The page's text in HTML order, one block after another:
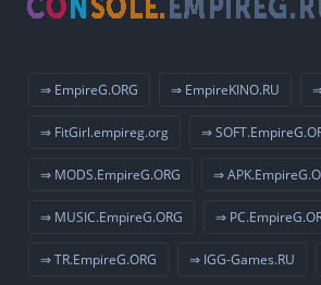
⇒ EmpireG.ORG ⇒ EmpireKINO.RU
⇒ FitGirl.empireg.org ⇒
⇒ MODS.EmpireG.ORG ⇒
⇒ MUSIC.EmpireG.ORG ⇒
⇒ TR.EmpireG.ORG ⇒ IGG-Games.RU